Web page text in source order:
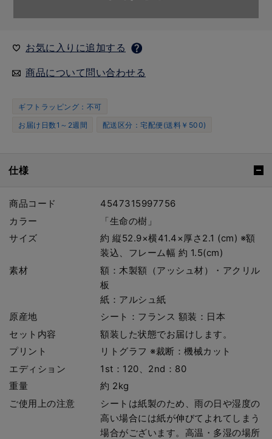
お気に入りに追加する
商品について問い合わせる
ギフトラッピング：不可
お届け日数1～2週間
配送区分：宅配便(送料￥500)
仕様
商品コード
4547315997756
カラー
「生命の樹」
サイズ
約 縦52.9×横41.4×厚さ2.1 (cm) ※額
装込、フレーム幅 約 1.5(cm)
素材
額：木製額（アッシュ材）・アクリル
板
紙：アルシュ紙
原産地
シート：フランス 額装：日本
セット内容
額装した状態でお届けします。
プリント
リトグラフ ※裁断：機械カット
エディション
1st：120、2nd：80
重量
約 2kg
ご使用上の注意
シートは紙製のため、雨の日や湿度の
高い場合には紙が伸びてよれてしまう
場合がございます。高温・多湿の場所